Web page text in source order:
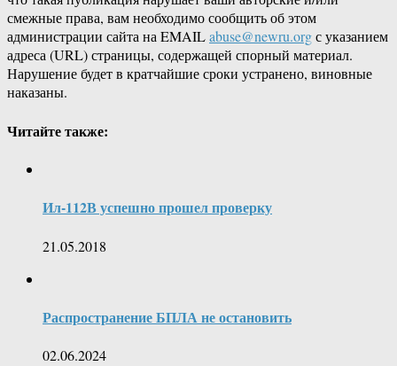
смежные права, вам необходимо сообщить об этом
администрации сайта на EMAILabuse@newru.orgс указанием
адреса (URL) страницы, содержащей спорный материал.
Нарушение будет в кратчайшие сроки устранено, виновные
наказаны.
Читайте также:
Ил-112В успешно прошел проверку
21.05.2018
Распространение БПЛА не остановить
02.06.2024